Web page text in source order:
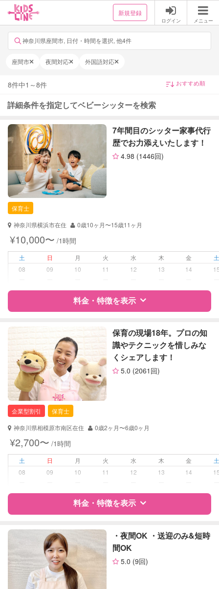
新規登録
ログイン メニュー
神奈川県座間市, 日付・時間を選択, 他4件
座間市 夜間対応 外国語対応
8件中1 ～8件
詳細条件を指定してベビーシッターを検索
7年間目のシッター家事代行
歴でお力添えいたします！
4.98 (1446回)
保育士
神奈川県横浜市在住
0歳10ヶ月〜15歳11ヶ月
¥10,000〜 /1時間
土 日 月 火 水 木 金
08
09 10 11 12 13 14
料金・特徴を表示
特徴 料金 レビュー
サポートの特徴
資格
自治体届出済ベビーシッター
保育士
幼稚園教諭
夜間対応
お泊まり保育
病児、病後児、ともに不可
絵・工作レッスン
定期予約 お引き受けしていません
保育の現場18年。プロの知
識やテクニックを惜しみな
くシェアします！
5.0 (2061回)
企業型割引
保育士
神奈川県相模原市南区在住
0歳2ヶ月〜6歳0ヶ月
¥2,700〜 /1時間
土 日 月 火 水 木 金
08
09 10 11 12 13 14
料金・特徴を表示
特徴 料金 レビュー
サポートの特徴
資格
・夜間OK ・送迎のみ&短時
間OK
5.0 (9回)